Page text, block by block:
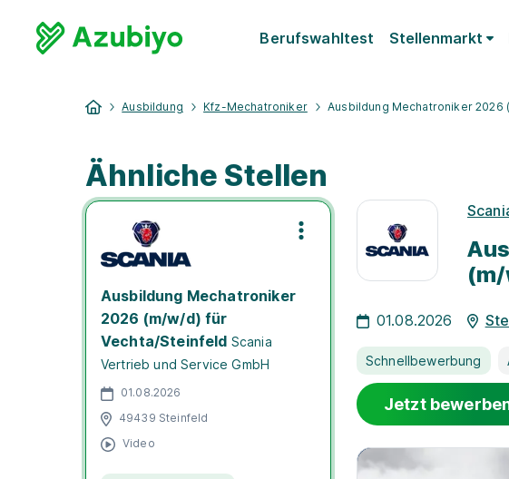
Berufswahltest Stellenmarkt
Ausbildung Kfz-Mechatroniker Ausbildung Mechatroniker 2026
Ähnliche Stellen
Ausbildung Mechatroniker
2026 (m/w/d) für
Vechta/Steinfeld Scania
Vertrieb und Service GmbH
01.08.2026
49439 Steinfeld
Video
01.08.2026
Schnellbewerbung
Jetzt